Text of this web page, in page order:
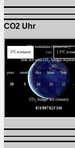
CO2 Uhr